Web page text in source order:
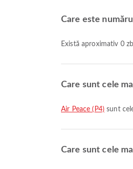
Care este
Există aproximativ 0
Care sunt cele
Air Peace (P4) sunt
Care sunt cele